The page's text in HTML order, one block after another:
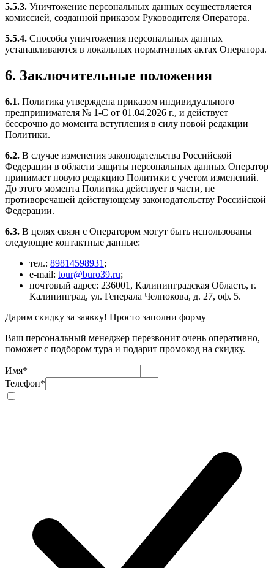
5.5.3. Уничтожение персональных данных осуществляется
комиссией, созданной приказом Руководителя Оператора.
5.5.4. Способы уничтожения персональных данных
устанавливаются в локальных нормативных актах Оператора.
6. Заключительные положения
6.1. Политика утверждена приказом индивидуального
предпринимателя № 1-С от 01.04.2026 г., и действует
бессрочно до момента вступления в силу новой редакции
Политики.
6.2. В случае изменения законодательства Российской
Федерации в области защиты персональных данных Оператор
принимает новую редакцию Политики с учетом изменений.
До этого момента Политика действует в части, не
противоречащей действующему законодательству Российской
Федерации.
6.3. В целях связи с Оператором могут быть использованы
следующие контактные данные:
тел.: 89814598931 ;
e-mail: tour@buro39.ru;
почтовый адрес: 236001, Калининградская Область, г.
Калининград, ул. Генерала Челнокова, д. 27, оф. 5.
Дарим скидку за заявку! Просто заполни форму
Ваш персональный менеджер перезвонит очень оперативно,
поможет с подбором тура и подарит промокод на скидку.
Имя*
Телефон*